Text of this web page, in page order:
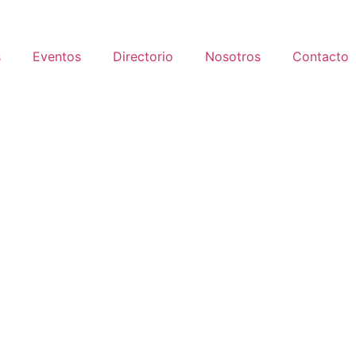
Eventos Directorio Nosotros Contacto